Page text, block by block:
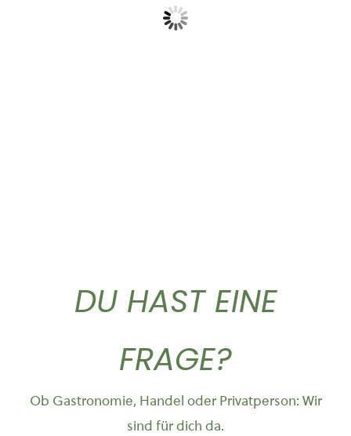
DU HAST EINE
FRAGE?
Ob Gastronomie, Handel oder Privatperson: Wir
sind für dich da.